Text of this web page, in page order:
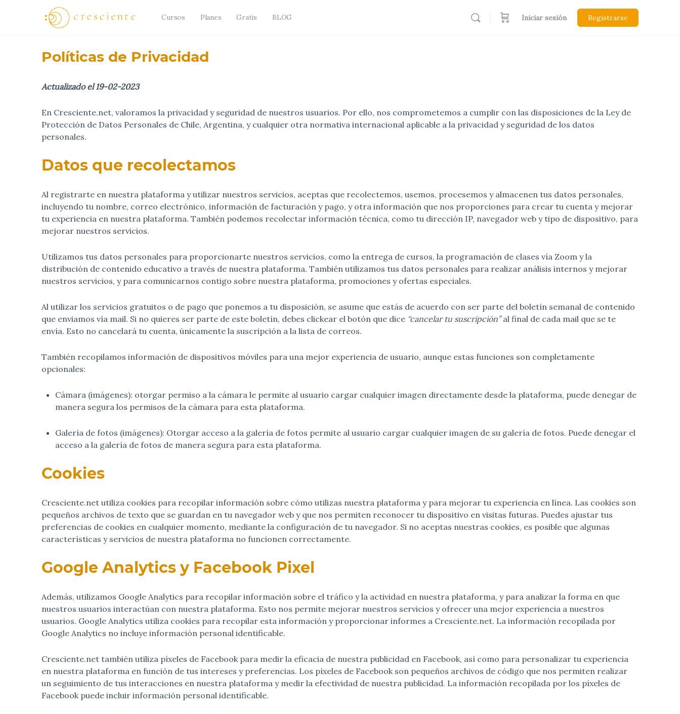
Cursos Planes Gratis BLOG Iniciar sesión Registrarse
Políticas de Privacidad
Actualizado el 19-02-2023
En Cresciente.net, valoramos la privacidad y seguridad de nuestros usuarios. Por ello, nos comprometemos a cumplir con las disposiciones de la Ley de
Protección de Datos Personales de Chile, Argentina, y cualquier otra normativa internacional aplicable a la privacidad y seguridad de los datos
personales.
Datos que recolectamos
Al registrarte en nuestra plataforma y utilizar nuestros servicios, aceptas que recolectemos, usemos, procesemos y almacenen tus datos personales,
incluyendo tu nombre, correo electrónico, información de facturación y pago, y otra información que nos proporciones para crear tu cuenta y mejorar
tu experiencia en nuestra plataforma. También podemos recolectar información técnica, como tu dirección IP, navegador web y tipo de dispositivo, para
mejorar nuestros servicios.
Utilizamos tus datos personales para proporcionarte nuestros servicios, como la entrega de cursos, la programación de clases vía Zoom y la
distribución de contenido educativo a través de nuestra plataforma. También utilizamos tus datos personales para realizar análisis internos y mejorar
nuestros servicios, y para comunicarnos contigo sobre nuestra plataforma, promociones y ofertas especiales.
Al utilizar los servicios gratuitos o de pago que ponemos a tu disposición, se asume que estás de acuerdo con ser parte del boletín semanal de contenido
que enviamos vía mail. Si no quieres ser parte de este boletín, debes clickear el botón que dice “cancelar tu suscripción”al final de cada mail que se te
envía. Esto no cancelará tu cuenta, únicamente la suscripción a la lista de correos.
También recopilamos información de dispositivos móviles para una mejor experiencia de usuario, aunque estas funciones son completamente
opcionales:
Cámara (imágenes): otorgar permiso a la cámara le permite al usuario cargar cualquier imagen directamente desde la plataforma, puede denegar de
manera segura los permisos de la cámara para esta plataforma.
Galería de fotos (imágenes): Otorgar acceso a la galería de fotos permite al usuario cargar cualquier imagen de su galería de fotos. Puede denegar el
acceso a la galería de fotos de manera segura para esta plataforma.
Cookies
Cresciente.net utiliza cookies para recopilar información sobre cómo utilizas nuestra plataforma y para mejorar tu experiencia en línea. Las cookies son
pequeños archivos de texto que se guardan en tu navegador web y que nos permiten reconocer tu dispositivo en visitas futuras. Puedes ajustar tus
preferencias de cookies en cualquier momento, mediante la configuración de tu navegador. Si no aceptas nuestras cookies, es posible que algunas
características y servicios de nuestra plataforma no funcionen correctamente.
Google Analytics y Facebook Pixel
Además, utilizamos Google Analytics para recopilar información sobre el tráfico y la actividad en nuestra plataforma, y para analizar la forma en que
nuestros usuarios interactúan con nuestra plataforma. Esto nos permite mejorar nuestros servicios y ofrecer una mejor experiencia a nuestros
usuarios. Google Analytics utiliza cookies para recopilar esta información y proporcionar informes a Cresciente.net. La información recopilada por
Google Analytics no incluye información personal identificable.
Cresciente.net también utiliza píxeles de Facebook para medir la eficacia de nuestra publicidad en Facebook, así como para personalizar tu experiencia
en nuestra plataforma en función de tus intereses y preferencias. Los píxeles de Facebook son pequeños archivos de código que nos permiten realizar
un seguimiento de tus interacciones en nuestra plataforma y medir la efectividad de nuestra publicidad. La información recopilada por los píxeles de
Facebook puede incluir información personal identificable.